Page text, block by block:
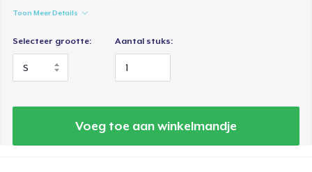
Toon Meer Details
Selecteer grootte: Aantal stuks:
Voeg toe aan winkelmandje